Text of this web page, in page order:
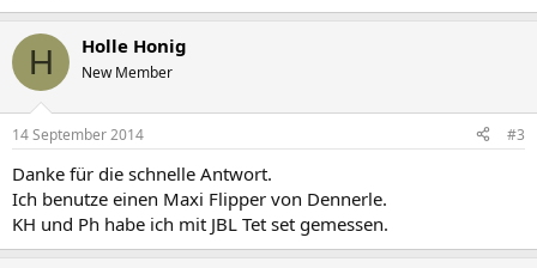
H Holle Honig
New Member
14 September 2014 #3
Danke für die schnelle Antwort.
Ich benutze einen Maxi Flipper von Dennerle.
KH und Ph habe ich mit JBL Tet set gemessen.